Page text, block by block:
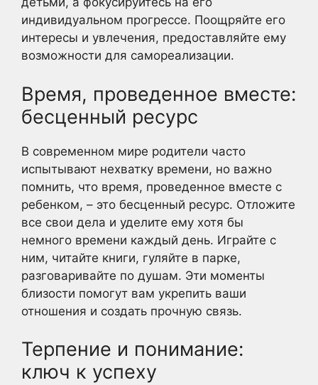
индивидуальном прогрессе. Поощряйте его
интересы и увлечения, предоставляйте ему
возможности для самореализации.
Время, проведенное вместе:
бесценный ресурс
В современном мире родители часто
испытывают нехватку времени, но важно
помнить, что время, проведенное вместе с
ребенком, – это бесценный ресурс. Отложите
все свои дела и уделите ему хотя бы
немного времени каждый день. Играйте с
ним, читайте книги, гуляйте в парке,
разговаривайте по душам. Эти моменты
близости помогут вам укрепить ваши
отношения и создать прочную связь.
Терпение и понимание:
ключ к успеху